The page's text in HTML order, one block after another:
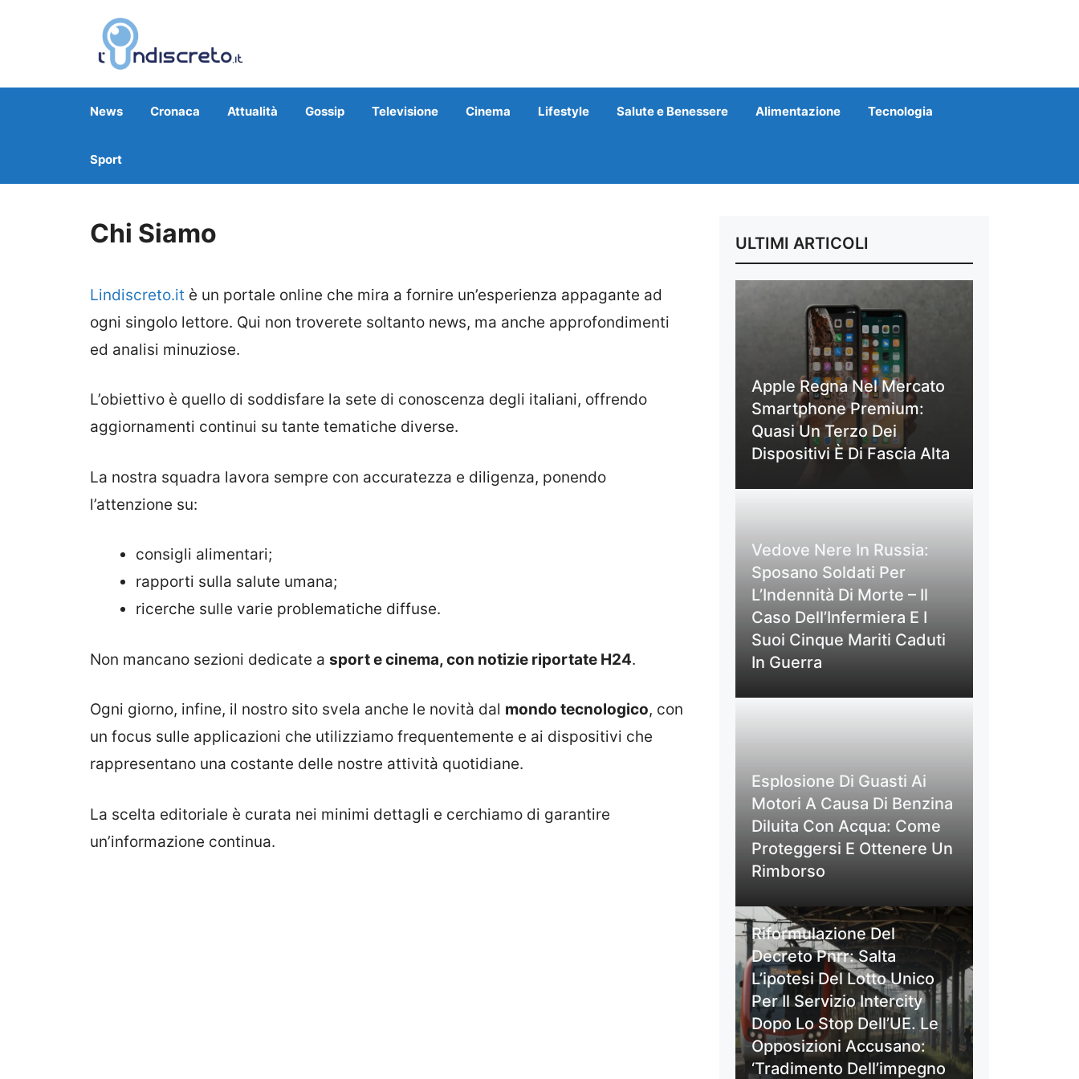
News Cronaca Attualità Gossip Televisione Cinema Lifestyle Salute e Benessere Alimentazione Tecnologia
Sport
Chi Siamo
Lindiscreto.it è un portale online che mira a fornire un’esperienza appagante ad
ogni singolo lettore. Qui non troverete soltanto news, ma anche approfondimenti
ed analisi minuziose.
L’obiettivo è quello di soddisfare la sete di conoscenza degli italiani, offrendo
aggiornamenti continui su tante tematiche diverse.
La nostra squadra lavora sempre con accuratezza e diligenza, ponendo
l’attenzione su:
consigli alimentari;
rapporti sulla salute umana;
ricerche sulle varie problematiche diffuse.
Non mancano sezioni dedicate a sport e cinema, con notizie riportate H24.
Ogni giorno, infine, il nostro sito svela anche le novità dal mondo tecnologico, con
un focus sulle applicazioni che utilizziamo frequentemente e ai dispositivi che
rappresentano una costante delle nostre attività quotidiane.
La scelta editoriale è curata nei minimi dettagli e cerchiamo di garantire
un’informazione continua.
ULTIMI ARTICOLI
Apple Regna Nel Mercato
Smartphone Premium:
Quasi Un Terzo Dei
Dispositivi È Di Fascia Alta
Vedove Nere In Russia:
Sposano Soldati Per
L’Indennità Di Morte – Il
Caso Dell’Infermiera E I
Suoi Cinque Mariti Caduti
In Guerra
Esplosione Di Guasti Ai
Motori A Causa Di Benzina
Diluita Con Acqua: Come
Proteggersi E Ottenere Un
Rimborso
Riformulazione Del
Decreto Pnrr: Salta
L’ipotesi Del Lotto Unico
Per Il Servizio Intercity
Dopo Lo Stop Dell’UE. Le
Opposizioni Accusano:
‘Tradimento Dell’impegno